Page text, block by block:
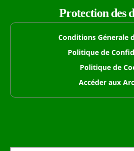
Protection des
Conditions Génerale
Politique de
Politique de
Accéder aux